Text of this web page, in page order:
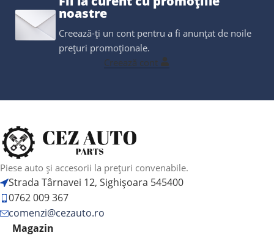
noastre
Creează-ți un cont pentru a fi anunțat de noile
prețuri promoționale.
Creează cont
Piese auto și accesorii la prețuri convenabile.
Strada Târnavei 12, Sighișoara 545400
0762 009 367
comenzi@cezauto.ro
Magazin